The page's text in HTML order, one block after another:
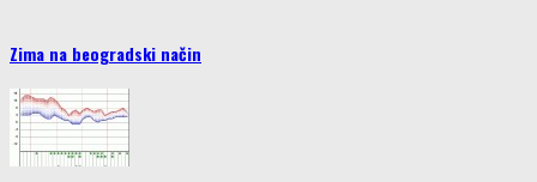
Zima na beogradski način